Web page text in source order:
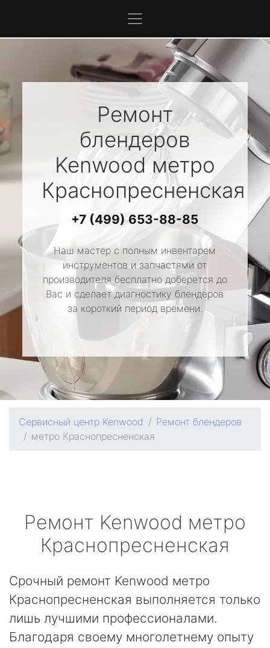
Ремонт
блендеров
Kenwoodметро
Краснопресненская
+7 (499) 653-88-85
Наш мастер с полным инвентарем
инструментов и запчастями от
производителя бесплатно доберется до
Вас и сделает диагностику блендеров
за короткий период времени.
Сервисный центр Kenwood
Ремонт блендеров
метро Краснопресненская
Ремонт Kenwood метро
Краснопресненская
Срочный ремонт Kenwood метро
Краснопресненская выполняется только
лишь лучшими профессионалами.
Благодаря своему многолетнему опыту